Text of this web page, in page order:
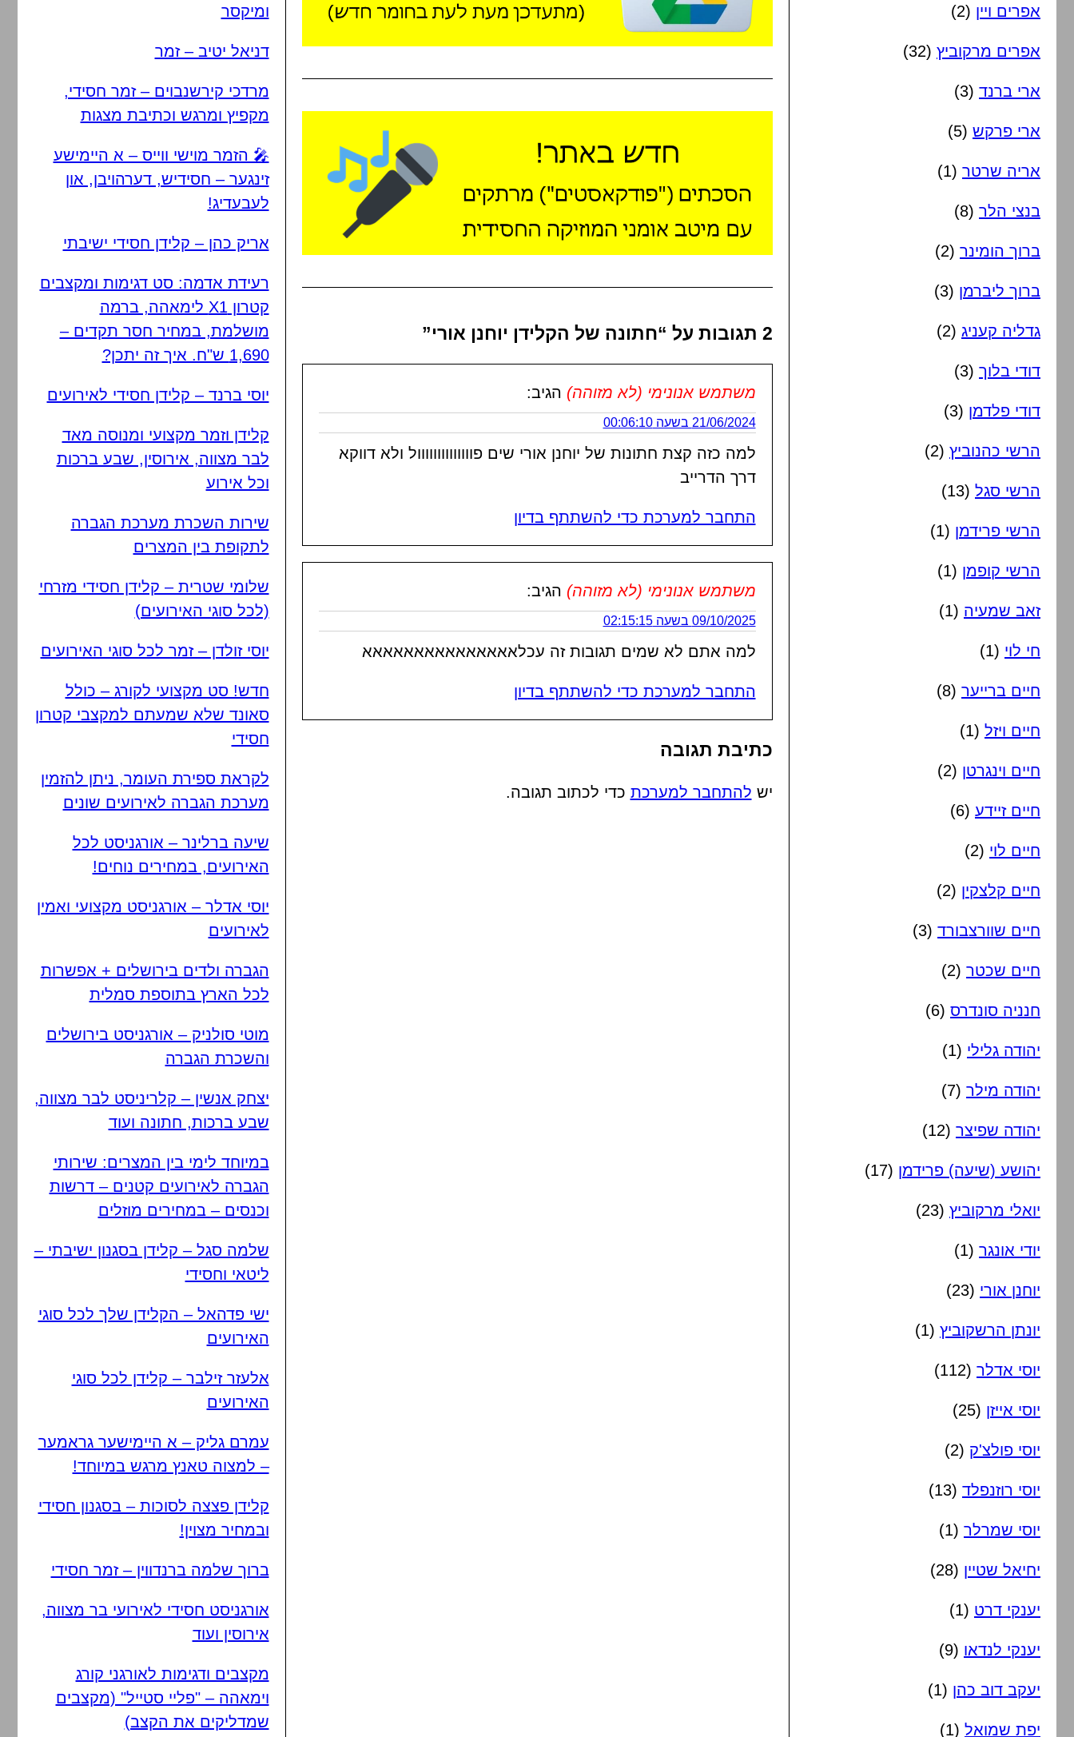
2 תגובות על “חתונה של הקלידן יוחנן אורי”
משתמש אנונימי (לא מזוהה) הגיב:
21/06/2024 בשעה 00:06:10
למה כזה קצת חתונות של יוחנן אורי שים פוווווווווווווול ולא דווקא
דרך הדרייב
התחבר למערכת כדי להשתתף בדיון
משתמש אנונימי (לא מזוהה) הגיב:
09/10/2025 בשעה 02:15:15
למה אתם לא שמים תגובות זה עכלאאאאאאאאאאאאאאא
התחבר למערכת כדי להשתתף בדיון
כתיבת תגובה
יש להתחבר למערכת כדי לכתוב תגובה.
אפרים ויין (2)
אפרים מרקוביץ (32)
ארי ברנד (3)
ארי פרקש (5)
אריה שרטר (1)
בנצי הלר (8)
ברוך הומינר (2)
ברוך ליברמן (3)
גדליה קעניג (2)
דודי בלוך (3)
דודי פלדמן (3)
הרשי כהנוביץ (2)
הרשי סגל (13)
הרשי פרידמן (1)
הרשי קופמן (1)
זאב שמעיה (1)
חי לוי (1)
חיים ברייער (8)
חיים ויזל (1)
חיים וינגרטן (2)
חיים זיידע (6)
חיים לוי (2)
חיים קלצקין (2)
חיים שוורצבורד (3)
חיים שכטר (2)
חנניה סונדרס (6)
יהודה גלילי (1)
יהודה מילר (7)
יהודה שפיצר (12)
יהושע (שיעה) פרידמן (17)
יואלי מרקוביץ (23)
יודי אונגר (1)
יוחנן אורי (23)
יונתן הרשקוביץ (1)
יוסי אדלר (112)
יוסי אייזן (25)
יוסי פולצ'ק (2)
יוסי רוזנפלד (13)
יוסי שמרלר (1)
יחיאל שטיין (28)
יענקי דרט (1)
יענקי לנדאו (9)
יעקב דוב כהן (1)
יפת שמואל (1)
ומיקסר
דניאל יטיב – זמר
מרדכי קירשנבוים – זמר חסידי,
מקפיץ ומרגש וכתיבת מצגות
🎤 הזמר מוישי ווייס – א היימישע
זינגער – חסידיש, דערהויבן, און
לעבעדיג!
אריק כהן – קלידן חסידי ישיבתי
רעידת אדמה: סט דגימות ומקצבים
קטרון X1 לימאהה, ברמה
מושלמת, במחיר חסר תקדים –
1,690 ש"ח. איך זה יתכן?
יוסי ברנד – קלידן חסידי לאירועים
קלידן וזמר מקצועי ומנוסה מאד
לבר מצווה, אירוסין, שבע ברכות
וכל אירוע
שירות השכרת מערכת הגברה
לתקופת בין המצרים
שלומי שטרית – קלידן חסידי מזרחי
(לכל סוגי האירועים)
יוסי זולדן – זמר לכל סוגי האירועים
חדש! סט מקצועי לקורג – כולל
סאונד שלא שמעתם למקצבי קטרון
חסידי
לקראת ספירת העומר, ניתן להזמין
מערכת הגברה לאירועים שונים
שיעה ברלינר – אורגניסט לכל
האירועים, במחירים נוחים!
יוסי אדלר – אורגניסט מקצועי ואמין
לאירועים
הגברה ולדים בירושלים + אפשרות
לכל הארץ בתוספת סמלית
מוטי סולניק – אורגניסט בירושלים
והשכרת הגברה
יצחק אנשין – קלריניסט לבר מצווה,
שבע ברכות, חתונה ועוד
במיוחד לימי בין המצרים: שירותי
הגברה לאירועים קטנים – דרשות
וכנסים – במחירים מוזלים
שלמה סגל – קלידן בסגנון ישיבתי –
ליטאי וחסידי
ישי פדהאל – הקלידן שלך לכל סוגי
האירועים
אלעזר זילבר – קלידן לכל סוגי
האירועים
עמרם גליק – א היימישער גראמער
– למצוה טאנץ מרגש במיוחד!
קלידן פצצה לסוכות – בסגנון חסידי
ובמחיר מצוין!
ברוך שלמה ברנדווין – זמר חסידי
אורגניסט חסידי לאירועי בר מצווה,
אירוסין ועוד
מקצבים ודגימות לאורגני קורג
וימאהה – "פליי סטייל" (מקצבים
שמדליקים את הקצב)